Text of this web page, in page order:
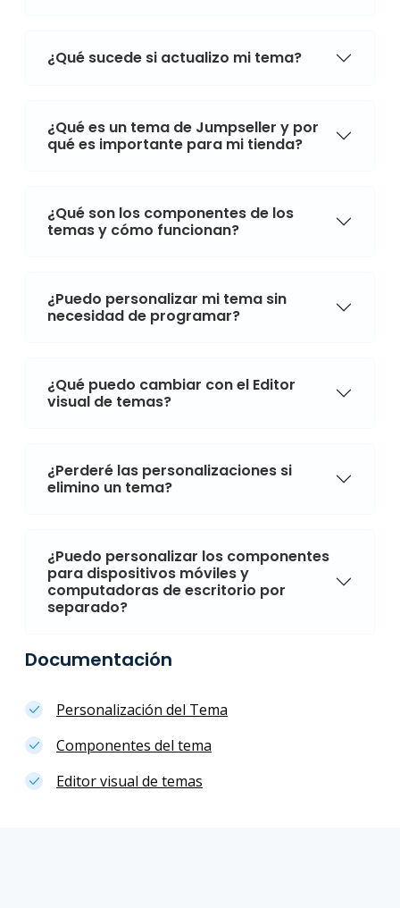
¿Qué sucede si actualizo mi tema?
¿Qué es un tema de Jumpseller y por
qué es importante para mi tienda?
¿Qué son los componentes de los
temas y cómo funcionan?
¿Puedo personalizar mi tema sin
necesidad de programar?
¿Qué puedo cambiar con el Editor
visual de temas?
¿Perderé las personalizaciones si
elimino un tema?
¿Puedo personalizar los componentes
para dispositivos móviles y
computadoras de escritorio por
separado?
Documentación
Personalización del Tema
Componentes del tema
Editor visual de temas